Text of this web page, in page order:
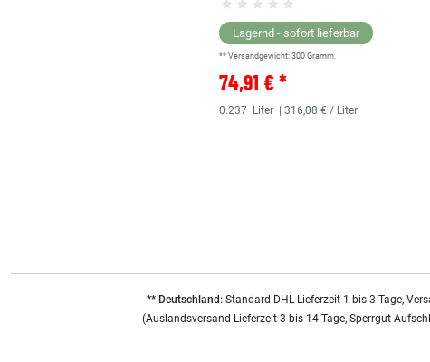
Lagernd - sofort lieferbar
** Versandgewicht: 300 Gramm.
74,91 € *
0.237 Liter | 316,08 € / Liter
** Deutschland:Standard DHL Lieferzeit 1 bis 3 Tage,
(Auslandsversand Lieferzeit 3 bis 14 Tage, Sperrgut